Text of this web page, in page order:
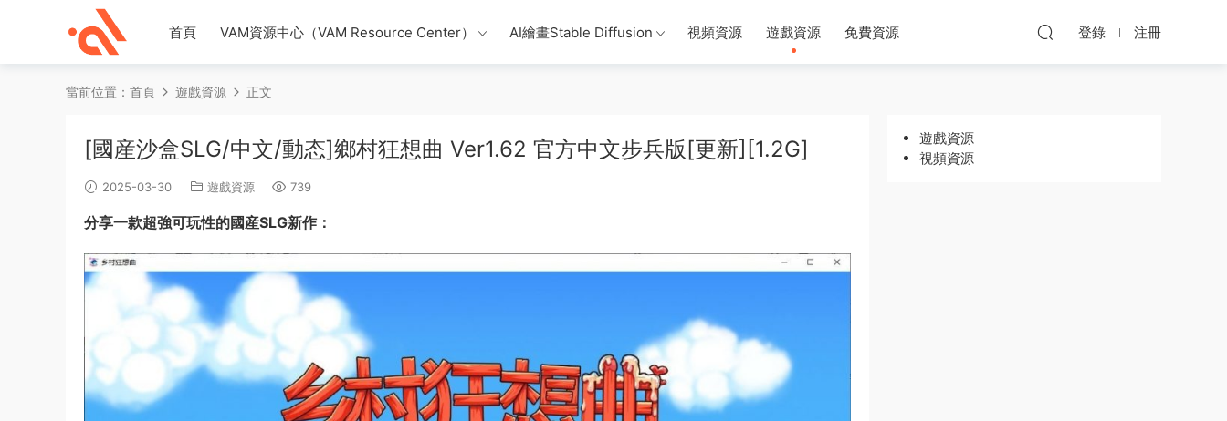
首頁 VAM資源中心（VAM Resource Center） AI繪畫Stable Diffusion 視頻資源 遊戲資源 免費資源 登錄 注冊
當前位置： 首頁 遊戲資源 正文
[國産沙盒SLG/中文/動态]鄉村狂想曲 Ver1.62 官方中文步兵版[更新][1.2G]
2025-03-30 遊戲資源 739
分享一款超強可玩性的國産SLG新作：
遊戲資源
視頻資源